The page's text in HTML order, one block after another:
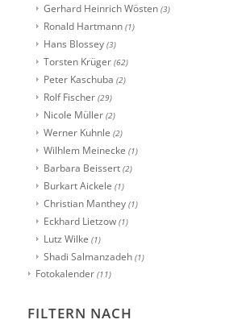
Gerhard Heinrich Wösten (3)
Ronald Hartmann (1)
Hans Blossey (3)
Torsten Krüger (62)
Peter Kaschuba (2)
Rolf Fischer (29)
Nicole Müller (2)
Werner Kuhnle (2)
Wilhlem Meinecke (1)
Barbara Beissert (2)
Burkart Aickele (1)
Christian Manthey (1)
Eckhard Lietzow (1)
Lutz Wilke (1)
Shadi Salmanzadeh (1)
Fotokalender (11)
FILTERN NACH